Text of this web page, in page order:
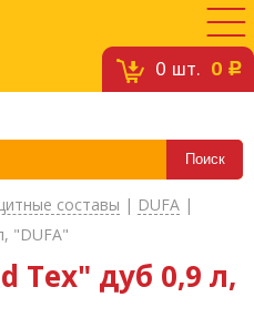
0 шт. 0 c
составы | DUFA |
"DUFA"
Tex" дуб 0,9 л,